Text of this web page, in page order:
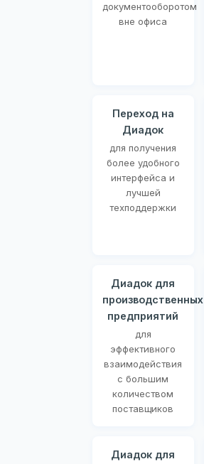
документооборотом
вне офиса
Переход на
Диадок
для получения
более удобного
интерфейса и
лучшей
техподдержки
Диадок для
производственных
предприятий
для
эффективного
взаимодействия
с большим
количеством
поставщиков
Диадок для